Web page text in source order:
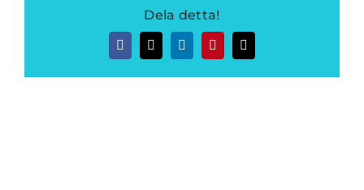
Dela detta!
FacebookTwitterLinkedInPinterest
E-
post